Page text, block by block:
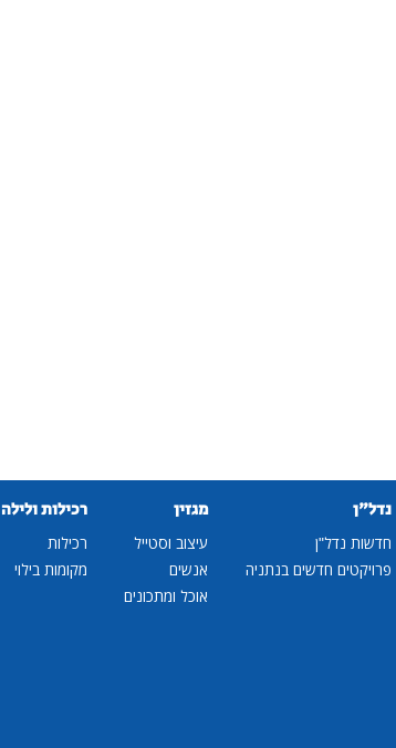
נדל"ן
חדשות נדל"ן
פרויקטים חדשים בנתניה
מגזין
עיצוב וסטייל
אנשים
אוכל ומתכונים
רכילות ולילה
רכילות
מקומות בילוי